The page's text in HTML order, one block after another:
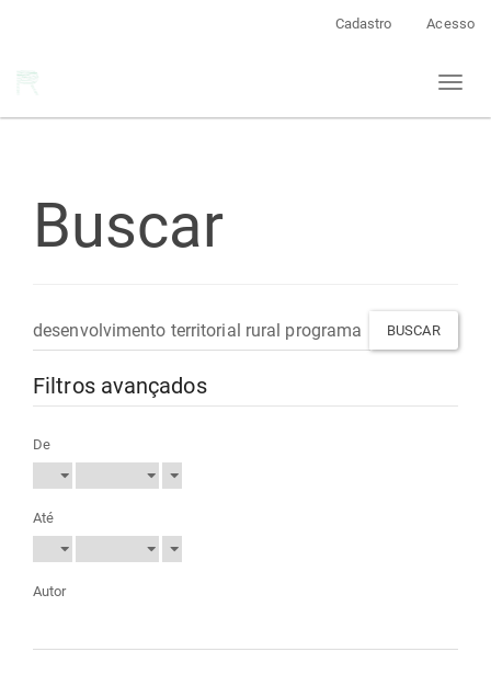
Cadastro Acesso
Toggle
Buscar
Pesquisar
termo
Filtros avançados
De
Até
Autor